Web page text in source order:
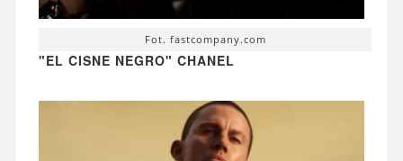
Fot. fastcompany.com
"EL CISNE NEGRO" CHANEL